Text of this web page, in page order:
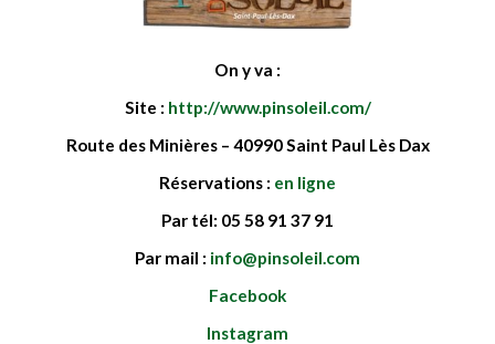
On y va :
Site : http://www.pinsoleil.com/
Route des Minières – 40990 Saint Paul Lès Dax
Réservations : en ligne
Par tél: 05 58 91 37 91
Par mail : info@pinsoleil.com
Facebook
Instagram